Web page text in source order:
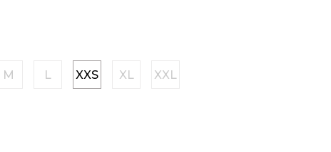
M L XXS XL XXL